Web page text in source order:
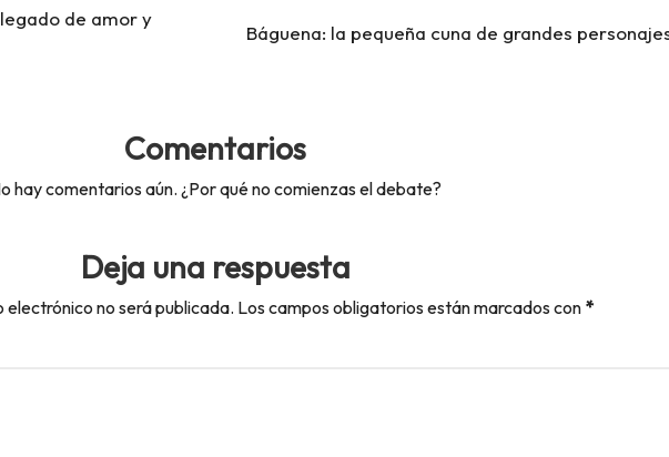
de amor y
Báguena: la pequeña cuna de grandes
Comentarios
hay comentarios aún. ¿Por qué no comienzas el debate?
Deja una respuesta
electrónico no será publicada. Los campos obligatorios están marcados con *